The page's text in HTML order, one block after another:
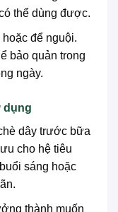
thể dùng được.
để nguội.
bảo quản trong
ngày.
dụng
dây trước bữa
cho hệ tiêu
sáng hoặc
thành muốn